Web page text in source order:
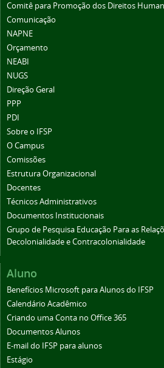
Comitê para Promoção dos Direitos
Comunicação
NAPNE
Orçamento
NEABI
NUGS
Direção Geral
PPP
PDI
Sobre o IFSP
O Campus
Comissões
Estrutura Organizacional
Docentes
Técnicos Administrativos
Documentos Institucionais
Grupo de Pesquisa Educação Para as
Decolonialidade e Contracolonialidade
Aluno
Benefícios Microsoft para Alunos do IFSP
Calendário Acadêmico
Criando uma Conta no Office 365
Documentos Alunos
E-mail do IFSP para alunos
Estágio